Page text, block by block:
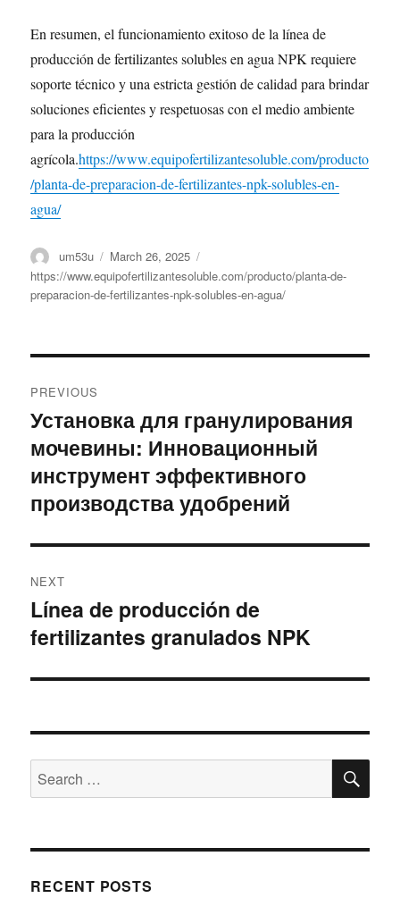
En resumen, el funcionamiento exitoso de la línea de
producción de fertilizantes solubles en agua NPK requiere
soporte técnico y una estricta gestión de calidad para brindar
soluciones eficientes y respetuosas con el medio ambiente
para la producción
agrícola.https://www.equipofertilizantesoluble.com/producto
/planta-de-preparacion-de-fertilizantes-npk-solubles-en-
agua/
Author
um53u
Posted
on
March 26, 2025
https://www.equipofertilizantesoluble.com/producto/planta-de-
preparacion-de-fertilizantes-npk-solubles-en-agua/
navigation
PREVIOUS
Previous
post:
Установка для гранулирования
мочевины: Инновационный
инструмент эффективного
производства удобрений
NEXT
Next
post:
Línea de producción de
fertilizantes granulados NPK
Search
for:
RECENT POSTS